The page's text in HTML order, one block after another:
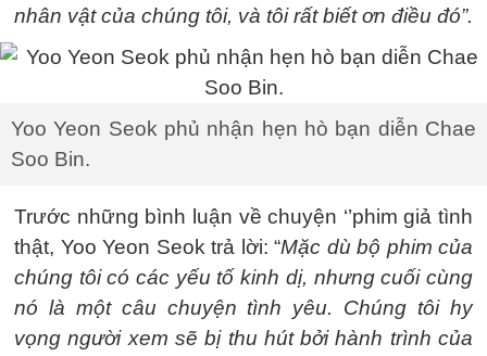
nhân vật của chúng tôi, và tôi rất biết ơn điều đó”.
Yoo Yeon Seok phủ nhận hẹn hò bạn diễn Chae
Soo Bin.
Trước những bình luận về chuyện ‘’phim giả tình
thật, Yoo Yeon Seok trả lời: “Mặc dù bộ phim của
chúng tôi có các yếu tố kinh dị, nhưng cuối cùng
nó là một câu chuyện tình yêu. Chúng tôi hy
vọng người xem sẽ bị thu hút bởi hành trình của